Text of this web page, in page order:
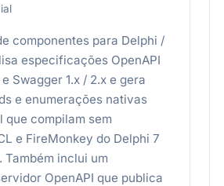
componentes para Delphi /
especificações OpenAPI
Swagger 1.x / 2.x e gera
e enumerações nativas
que compilam sem
e FireMonkey do Delphi 7
Também inclui um
OpenAPI que publica